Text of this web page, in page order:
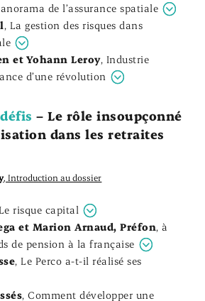
de l’assurance spatiale
, La gestion des risques dans
et Yohann Leroy, Industrie
d’une révolution
– Le rôle insoupçonné
dans les retraites
, Introduction au dossier
risque capital
et Marion Arnaud, Préfon,à
de pension à la française
,Le Perco a-t-il réalisé ses
,Comment développer une